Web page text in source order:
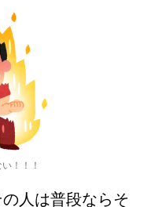
！！！
人は普段ならそ